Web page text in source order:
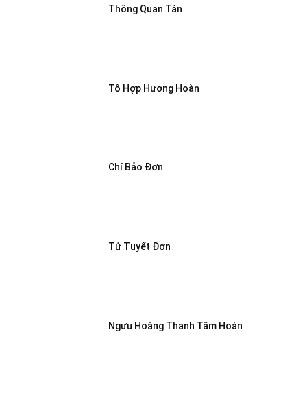
Thông Quan Tán
Tô Hợp Hương Hoàn
Chí Bảo Đơn
Tử Tuyết Đơn
Ngưu Hoàng Thanh Tâm Hoàn